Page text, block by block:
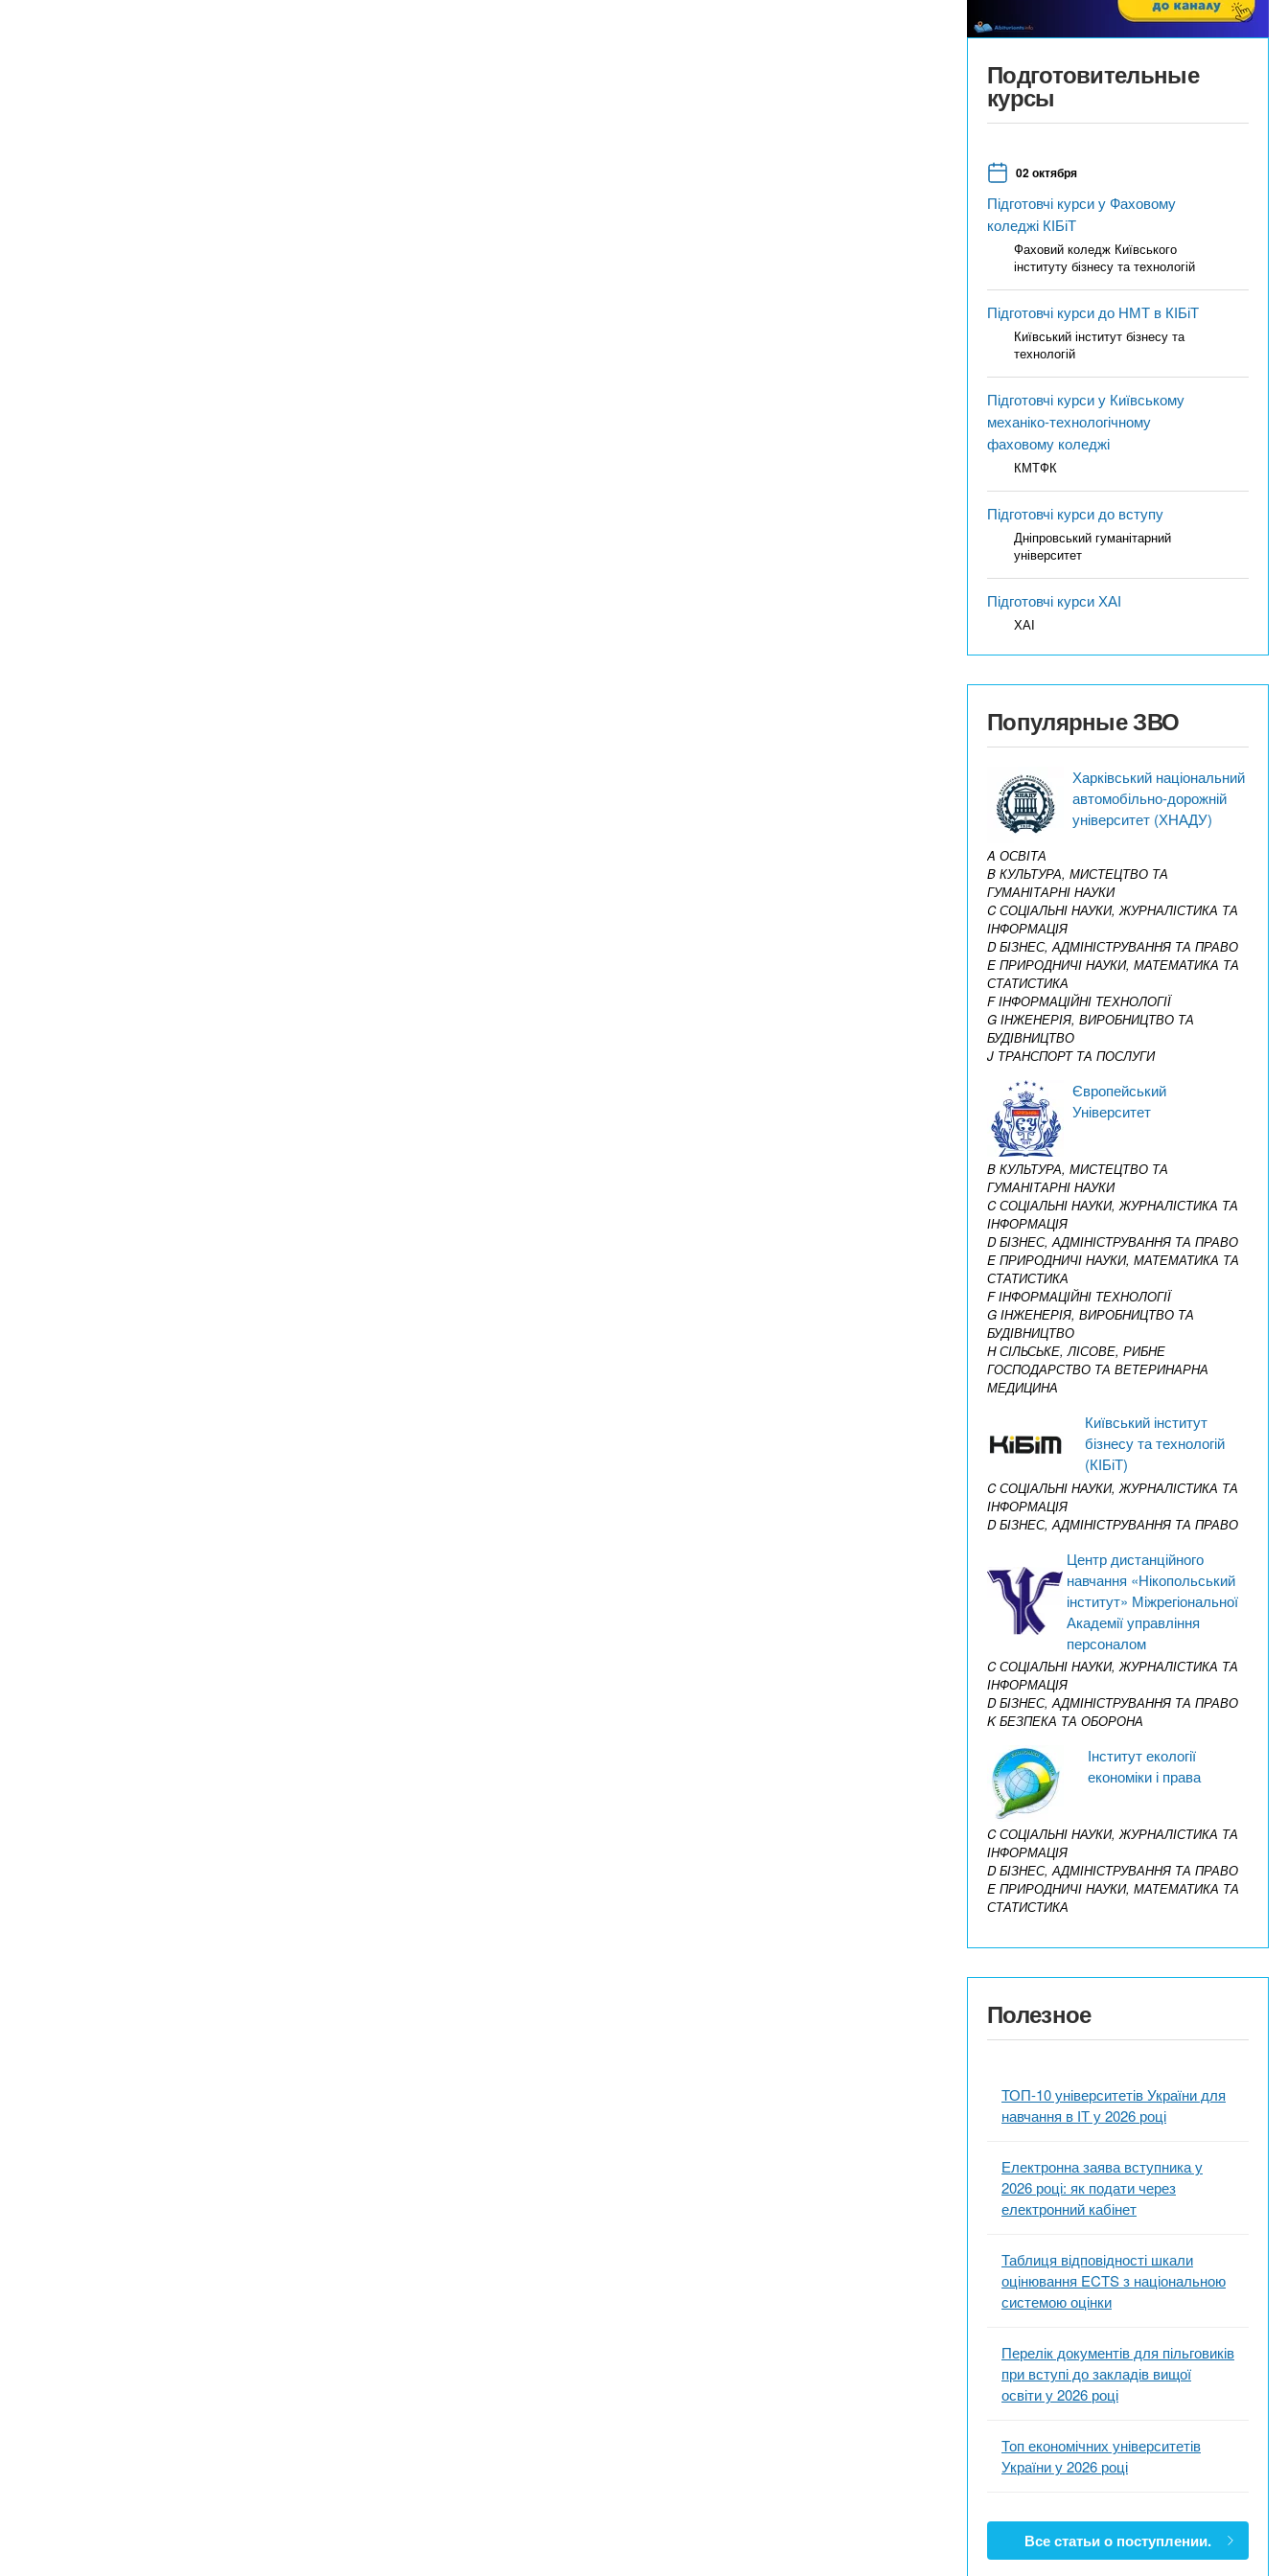
Подготовительные
курсы
02 октября
Підготовчі курси у Фаховому
коледжі КІБіТ
Фаховий коледж Київського
інституту бізнесу та технологій
Підготовчі курси до НМТ в КІБіТ
Київський інститут бізнесу та
технологій
Підготовчі курси у Київському
механіко-технологічному
фаховому коледжі
КМТФК
Підготовчі курси до вступу
Дніпровський гуманітарний
університет
Підготовчі курси ХАІ
ХАІ
Популярные ЗВО
Харківський національний
автомобільно-дорожній
університет (ХНАДУ)
A ОСВІТА
B КУЛЬТУРА, МИСТЕЦТВО ТА
ГУМАНІТАРНІ НАУКИ
C СОЦІАЛЬНІ НАУКИ, ЖУРНАЛІСТИКА ТА
ІНФОРМАЦІЯ
D БІЗНЕС, АДМІНІСТРУВАННЯ ТА ПРАВО
E ПРИРОДНИЧІ НАУКИ, МАТЕМАТИКА ТА
СТАТИСТИКА
F ІНФОРМАЦІЙНІ ТЕХНОЛОГІЇ
G ІНЖЕНЕРІЯ, ВИРОБНИЦТВО ТА
БУДІВНИЦТВО
J ТРАНСПОРТ ТА ПОСЛУГИ
Європейський
Університет
B КУЛЬТУРА, МИСТЕЦТВО ТА
ГУМАНІТАРНІ НАУКИ
C СОЦІАЛЬНІ НАУКИ, ЖУРНАЛІСТИКА ТА
ІНФОРМАЦІЯ
D БІЗНЕС, АДМІНІСТРУВАННЯ ТА ПРАВО
E ПРИРОДНИЧІ НАУКИ, МАТЕМАТИКА ТА
СТАТИСТИКА
F ІНФОРМАЦІЙНІ ТЕХНОЛОГІЇ
G ІНЖЕНЕРІЯ, ВИРОБНИЦТВО ТА
БУДІВНИЦТВО
H СІЛЬСЬКЕ, ЛІСОВЕ, РИБНЕ
ГОСПОДАРСТВО ТА ВЕТЕРИНАРНА
МЕДИЦИНА
Київський інститут
бізнесу та технологій
(КІБіТ)
C СОЦІАЛЬНІ НАУКИ, ЖУРНАЛІСТИКА ТА
ІНФОРМАЦІЯ
D БІЗНЕС, АДМІНІСТРУВАННЯ ТА ПРАВО
Центр дистанційного
навчання «Нікопольський
інститут» Міжрегіональної
Академії управління
персоналом
C СОЦІАЛЬНІ НАУКИ, ЖУРНАЛІСТИКА ТА
ІНФОРМАЦІЯ
D БІЗНЕС, АДМІНІСТРУВАННЯ ТА ПРАВО
K БЕЗПЕКА ТА ОБОРОНА
Інститут екології
економіки і права
C СОЦІАЛЬНІ НАУКИ, ЖУРНАЛІСТИКА ТА
ІНФОРМАЦІЯ
D БІЗНЕС, АДМІНІСТРУВАННЯ ТА ПРАВО
E ПРИРОДНИЧІ НАУКИ, МАТЕМАТИКА ТА
СТАТИСТИКА
Полезное
ТОП-10 університетів України для
навчання в ІТ у 2026 році
Електронна заява вступника у
2026 році: як подати через
електронний кабінет
Таблиця відповідності шкали
оцінювання ECTS з національною
системою оцінки
Перелік документів для пільговиків
при вступі до закладів вищої
освіти у 2026 році
Топ економічних університетів
України у 2026 році
Все статьи о поступлении.